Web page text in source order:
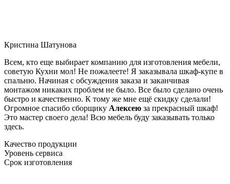
Кристина Шатунова
Всем, кто еще выбирает компанию для изготовления мебели,
советую Кухни мол! Не пожалеете! Я заказывала шкаф-купе в
спальню. Начиная с обсуждения заказа и заканчивая
монтажом никаких проблем не было. Все было сделано очень
быстро и качественно. К тому же мне ещё скидку сделали!
Огромное спасибо сборщику Алексею за прекрасный шкаф!
Это мастер своего дела! Всю мебель буду заказывать только
здесь.
Качество продукции
Уровень сервиса
Срок изготовления